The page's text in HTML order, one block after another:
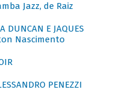
Jazz, de Raiz
E JAQUES
Nascimento
PENEZZI